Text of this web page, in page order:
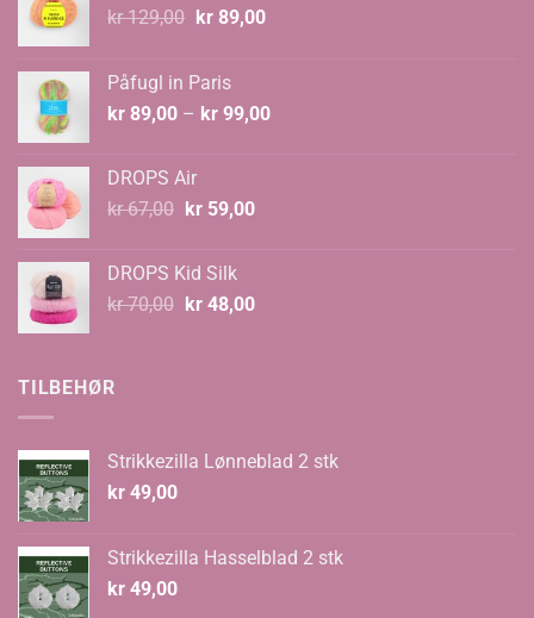
kr129,00 Opprinnelig
kr 129,00.
kr89,00Nåværende
Påfugl in Paris
kr 89,00 – kr 99,00Prisområde:
DROPS Air
kr67,00 Opprinnelig
kr 67,00.
kr59,00Nåværende
DROPS Kid Silk
kr70,00 Opprinnelig
kr48,00Nåværende
TILBEHØR
Strikkezilla Lønneblad 2 stk
kr 49,00
Strikkezilla Hasselblad 2 stk
kr 49,00